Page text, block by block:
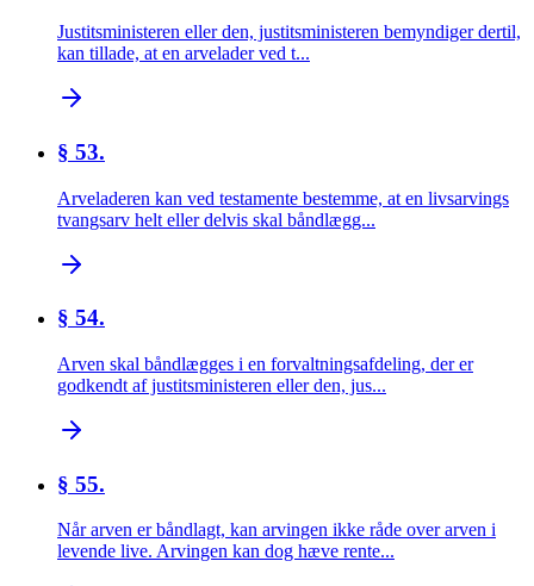
Justitsministeren eller den, justitsministeren bemyndiger dertil,
kan tillade, at en arvelader ved t...
§ 53.
Arveladeren kan ved testamente bestemme, at en livsarvings
tvangsarv helt eller delvis skal båndlægg...
§ 54.
Arven skal båndlægges i en forvaltningsafdeling, der er
godkendt af justitsministeren eller den, jus...
§ 55.
Når arven er båndlagt, kan arvingen ikke råde over arven i
levende live. Arvingen kan dog hæve rente...